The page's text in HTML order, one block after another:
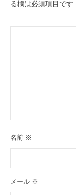
る欄は必須項目です
名前 ※
メール ※